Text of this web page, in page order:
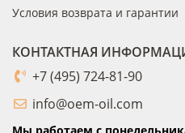
Условия возврата и гарантии
КОНТАКТНАЯ
+7 (495) 724-81-90
info@oem-oil.com